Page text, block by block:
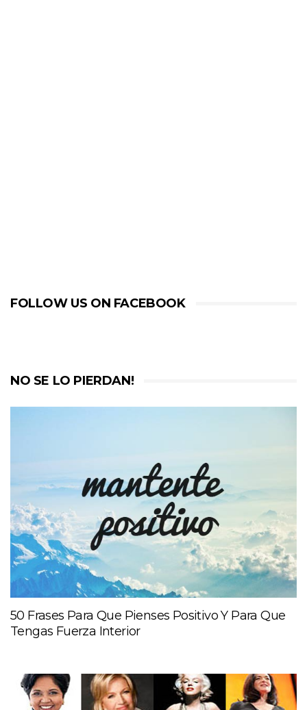
FOLLOW US ON FACEBOOK
NO SE LO PIERDAN!
50 Frases Para Que Pienses Positivo Y Para Que
Tengas Fuerza Interior